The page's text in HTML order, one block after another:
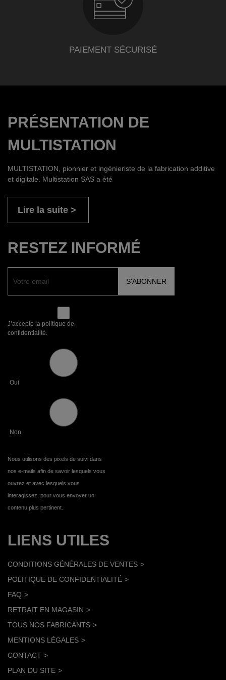
PAIEMENT SÉCURISÉ
PRÉSENTATION DE
MULTISTATION
MULTISTATION, pionnier et ingénieriste de la fabrication additive
et digitale. Multistation SAS a été
Lire la suite
RESTEZ INFORMÉ
J’accepte la politique de
confidentialité.
Oui
Non
Nous utilisons des pixels de suivi dans
nos e-mails afin de savoir lesquels vous
ouvrez et avec lesquels vous
interagissez, pour vous envoyer un
contenu plus pertinent.
LIENS UTILES
CONDITIONS GÉNÉRALES DE VENTES
POLITIQUE DE CONFIDENTIALITÉ
FAQ
RETRAIT EN MAGASIN
TOUS NOS FABRICANTS
MENTIONS LÉGALES
CONTACT
PLAN DU SITE